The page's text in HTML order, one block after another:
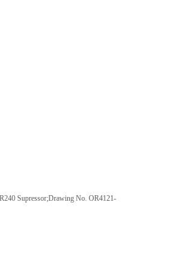
Supressor;Drawing No. OR4121-